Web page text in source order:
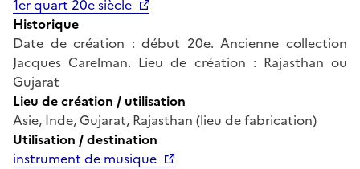
1er quart 20e siècle
Historique
Date de création : début 20e. Ancienne collection
Jacques Carelman. Lieu de création : Rajasthan ou
Gujarat
Lieu de création / utilisation
Asie, Inde, Gujarat, Rajasthan (lieu de fabrication)
Utilisation / destination
instrument de musique